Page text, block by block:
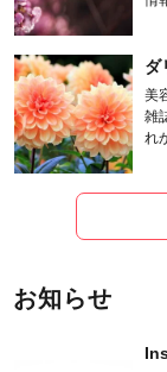
ダ
美
雑
れ
お知らせ